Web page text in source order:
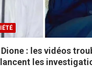
: les vidéos
les